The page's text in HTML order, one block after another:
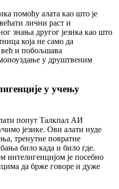
помоћу алата као што је
лични раст и
знања другог језика као што
која не само да
и побољшава
у друштвеним
у учењу
попут Талкпал АИ
језике. Ови алати нуде
тренутне повратне
било када и било где.
интелигенцијом је посебно
да брже говоре и дуже